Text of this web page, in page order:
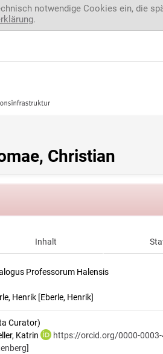
notwendige Cookies ein, die
.
Christian
Inhalt
Professorum Halensis
Henrik [Eberle, Henrik]
Curator)
Katrin
https://orcid.org/0000-
]